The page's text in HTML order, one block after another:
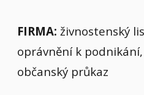
FIRMA: živnostenský
oprávnění k
občanský průkaz